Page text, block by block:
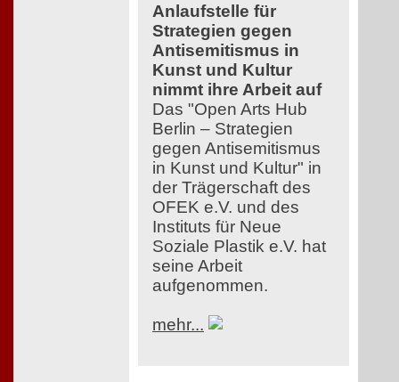
Anlaufstelle für
Strategien gegen
Antisemitismus in
Kunst und Kultur
nimmt ihre Arbeit auf
Das "Open Arts Hub
Berlin – Strategien
gegen Antisemitismus
in Kunst und Kultur" in
der Trägerschaft des
OFEK e.V. und des
Instituts für Neue
Soziale Plastik e.V. hat
seine Arbeit
aufgenommen.
mehr...